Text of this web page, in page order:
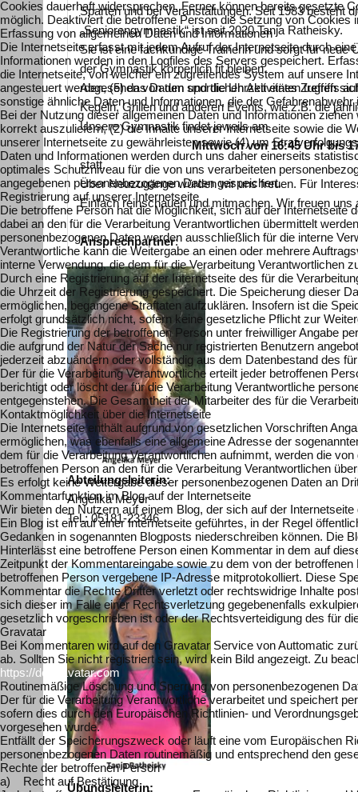
Sparten und bei Veranstaltungen. Seit 1983 besteht
„Seniorengymnastik“ ist seit 2020 Tanja Ratheisky.
Sie ist eine fachkundige Trainerin und sorgt für
der Gymnastik körperlich fit bleiben.
Abgesehen von den sportlichen Aktivitäten treffen
Kegeln, Grillen und anderen Events, wie z.B. die
Unsere Gymnastik findet jeweils am
Mittwoch von 16:45 Uhr bis
statt.
Über Neuzugänge würden wir uns freuen. Für
Einfach reinschauen und mitmachen. Wir freuen uns
Ansprechpartner:
Abteilungsleiterin:
Angelika Meyer
Tel.: 05181-23346
Übungsleiterin:
Cookies dauerhaft widersprechen. Ferner können bereits gesetzte
möglich. Deaktiviert die betroffene Person die Setzung von
Erfassung von allgemeinen Daten und Informationen
Die Internetseite erfasst mit jedem Aufruf der Internetseite durch
Informationen werden in den Logfiles des Servers gespeichert.
die Internetseite, von welcher ein zugreifendes System auf unsere
angesteuert werden, (5) das Datum und die Uhrzeit eines Zugriffs
sonstige ähnliche Daten und Informationen, die der
Bei der Nutzung dieser allgemeinen Daten und Informationen
korrekt auszuliefern, (2) die Inhalte unserer Internetseite sowie die
unserer Internetseite zu gewährleisten sowie (4) um
Daten und Informationen werden durch uns daher einerseits
optimales Schutzniveau für die von uns verarbeiteten
angegebenen personenbezogenen Daten gespeichert.
Registrierung auf unserer Internetseite
Die betroffene Person hat die Möglichkeit, sich auf der Internetseite
dabei an den für die Verarbeitung Verantwortlichen übermittelt
personenbezogenen Daten werden ausschließlich für die interne
Verantwortliche kann die Weitergabe an einen oder mehrere
interne Verwendung, die dem für die Verarbeitung Verantwortlichen
Durch eine Registrierung auf der Internetseite des für die
die Uhrzeit der Registrierung gespeichert. Die Speicherung dieser
ermöglichen, begangene Straftaten aufzuklären. Insofern ist die
erfolgt grundsätzlich nicht, sofern keine gesetzliche Pflicht zur
Die Registrierung der betroffenen Person unter freiwilliger Angabe
die aufgrund der Natur der Sache nur registrierten Benutzern
jederzeit abzuändern oder vollständig aus dem Datenbestand des
Der für die Verarbeitung Verantwortliche erteilt jeder betroffenen
berichtigt oder löscht der für die Verarbeitung Verantwortliche
entgegenstehen. Die Gesamtheit der Mitarbeiter des für die
Kontaktmöglichkeit über die Internetseite
Die Internetseite enthält aufgrund von gesetzlichen Vorschriften
ermöglichen, was ebenfalls eine allgemeine Adresse der
dem für die Verarbeitung Verantwortlichen aufnimmt, werden die
betroffenen Person an den für die Verarbeitung Verantwortlichen
Es erfolgt keine Weitergabe dieser personenbezogenen Daten an
Kommentarfunktion im Blog auf der Internetseite
Wir bieten den Nutzern auf einem Blog, der sich auf der
Ein Blog ist ein auf einer Internetseite geführtes, in der Regel
Gedanken in sogenannten Blogposts niederschreiben können. Die
Hinterlässt eine betroffene Person einen Kommentar in dem auf
Zeitpunkt der Kommentareingabe sowie zu dem von der
betroffenen Person vergebene IP-Adresse mitprotokolliert. Diese
Kommentar die Rechte Dritter verletzt oder rechtswidrige Inhalte
sich dieser im Falle einer Rechtsverletzung gegebenenfalls
gesetzlich vorgeschrieben ist oder der Rechtsverteidigung des für
Gravatar
Bei Kommentaren wird auf den Gravatar Service von Auttomatic
ab. Sollten Sie nicht registriert sein, wird kein Bild angezeigt. Zu
https://de.gravatar.com
Routinemäßige Löschung und Sperrung von personenbezogenen
Der für die Verarbeitung Verantwortliche verarbeitet und speichert
sofern dies durch den Europäischen Richtlinien- und
vorgesehen wurde.
Entfällt der Speicherungszweck oder läuft eine vom Europäischen
personenbezogenen Daten routinemäßig und entsprechend den
Rechte der betroffenen Person
a) Recht auf Bestätigung